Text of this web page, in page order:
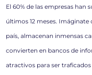
El 60% de las empresas han
últimos 12 meses. Imáginate
país, almacenan inmensas
convierten en bancos de
atractivos para ser